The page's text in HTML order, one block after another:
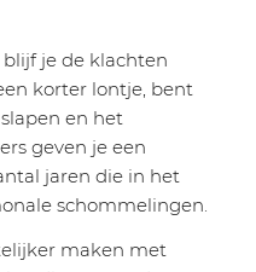
je de klachten
korter lontje, bent
en het
geven je een
jaren die in het
schommelingen.
maken met